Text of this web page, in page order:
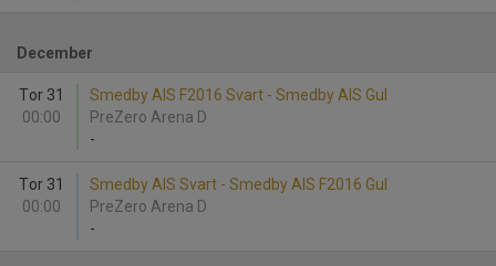
December
Tor 31
00:00
Smedby AIS F2016 Svart - Smedby AIS Gul
PreZero Arena D
-
Tor 31
00:00
Smedby AIS Svart - Smedby AIS F2016 Gul
PreZero Arena D
-